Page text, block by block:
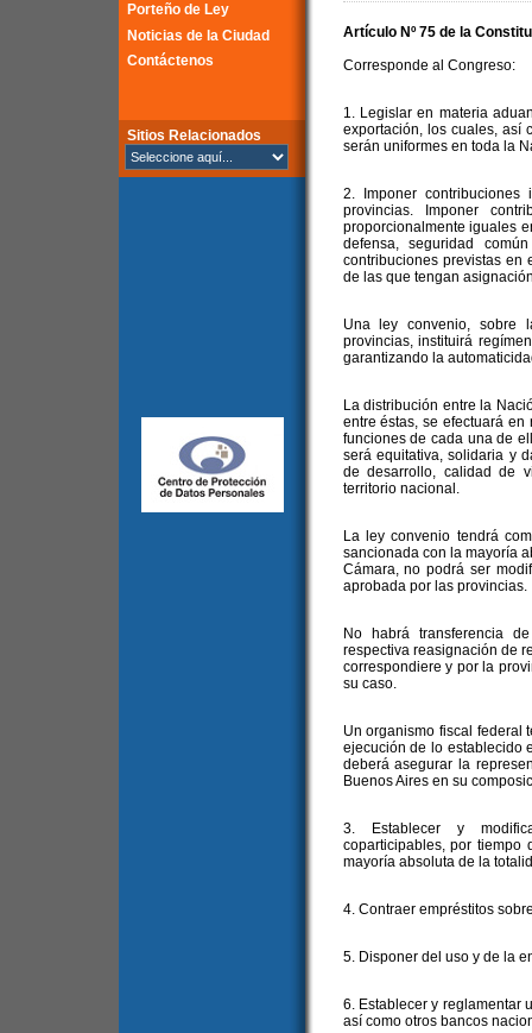
Porteño de Ley
Noticias de la Ciudad
Contáctenos
Sitios Relacionados
Artículo Nº 75 de la
Corresponde al Congreso:
1. Legislar en materia
exportación, los cuales, así
serán uniformes en toda la
2. Imponer contribuciones
provincias. Imponer
proporcionalmente iguales
defensa, seguridad
contribuciones previstas en
de las que tengan
Una ley convenio, sobre
provincias, instituirá
garantizando la
La distribución entre la
entre éstas, se efectuará
funciones de cada una de
será equitativa, solidaria y
de desarrollo, calidad de
territorio nacional.
La ley convenio tendrá
sancionada con la mayoría
Cámara, no podrá ser
aprobada por las provincias.
No habrá transferencia
respectiva reasignación de
correspondiere y por la
su caso.
Un organismo fiscal federal
ejecución de lo establecido
deberá asegurar la
Buenos Aires en su
3. Establecer y
coparticipables, por tiempo
mayoría absoluta de la
4. Contraer empréstitos
5. Disponer del uso y de la
6. Establecer y reglamentar
así como otros bancos